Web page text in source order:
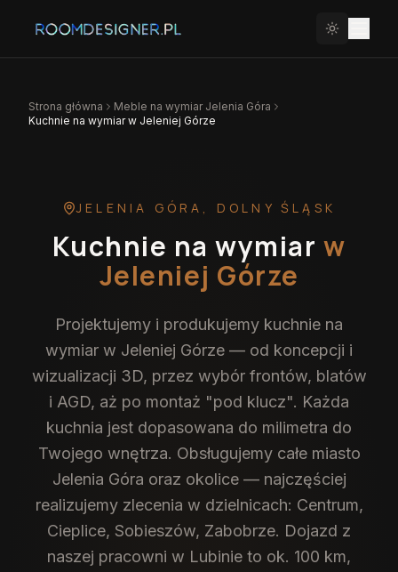
Strona główna Meble na wymiar Jelenia Góra
Kuchnie na wymiar w Jeleniej Górze
JELENIA GÓRA , DOLNY ŚLĄSK
Kuchnie na wymiar w
Jeleniej Górze
Projektujemy i produkujemy kuchnie na
wymiar w Jeleniej Górze — od koncepcji i
wizualizacji 3D, przez wybór frontów, blatów
i AGD, aż po montaż "pod klucz". Każda
kuchnia jest dopasowana do milimetra do
Twojego wnętrza. Obsługujemy całe miasto
Jelenia Góra oraz okolice — najczęściej
realizujemy zlecenia w dzielnicach: Centrum,
Cieplice, Sobieszów, Zabobrze. Dojazd z
naszej pracowni w Lubinie to ok. 100 km,